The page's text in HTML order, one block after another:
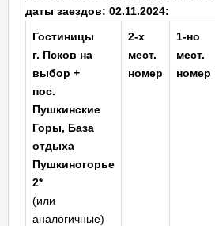
даты заездов: 02.11.2024:
Гостиницы
г. Псков на
выбор +
пос.
Пушкинские
Горы, База
отдыха
Пушкиногорье
2*
(или
аналогичные)
2-х
мест.
номер
1-но
мест.
номер